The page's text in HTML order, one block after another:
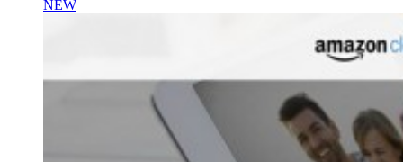
NEW